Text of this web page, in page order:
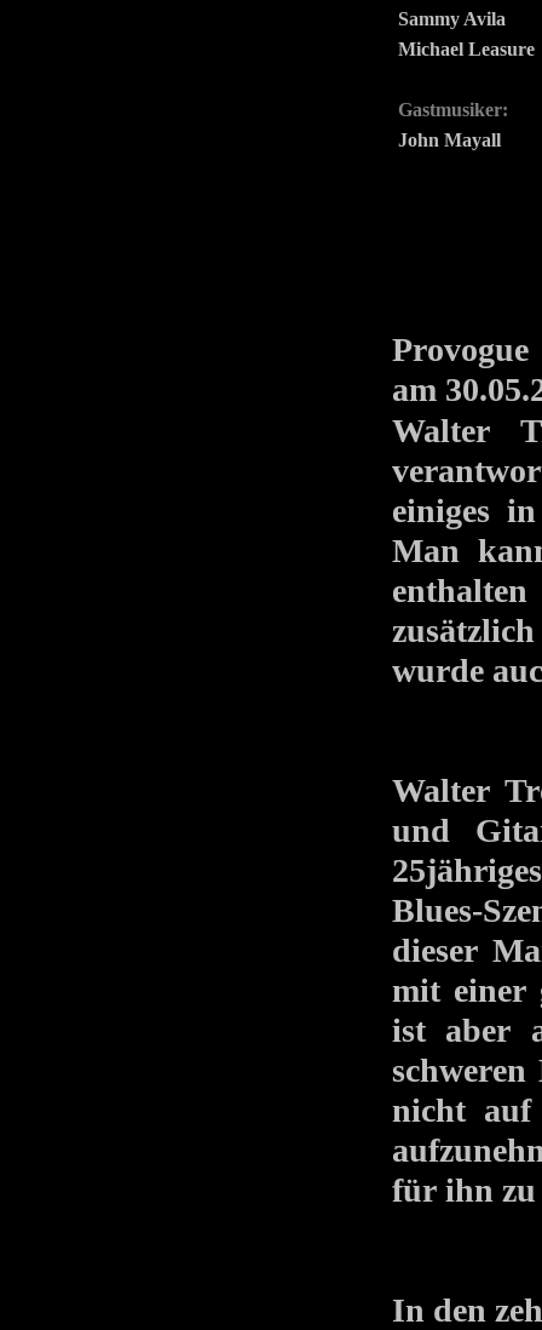
Sammy Avila
Michael Leasure
Gastmusiker:
John Mayall
am
Walter
einiges
Man
wurde
Walter
und
Blues-
dieser
mit einer
ist aber
nicht auf
für ihn zu
In den